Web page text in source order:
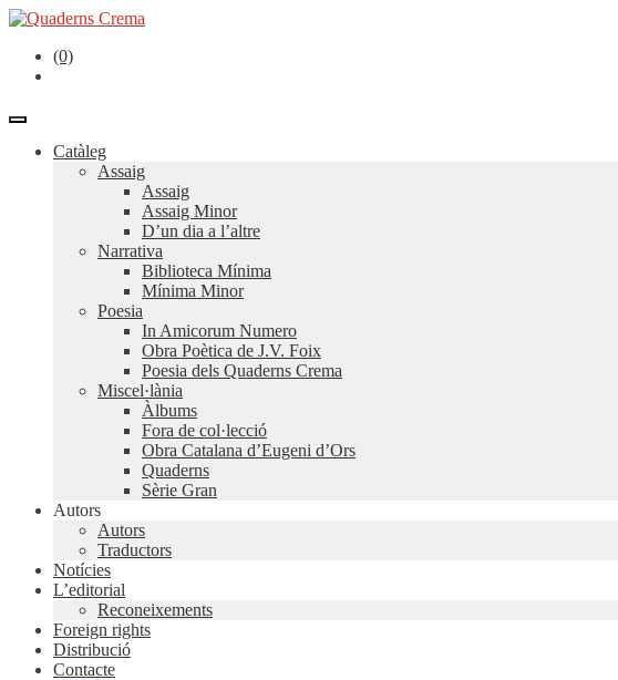
(0)
Catàleg
Assaig
Assaig
Assaig Minor
D’un dia a l’altre
Narrativa
Biblioteca Mínima
Mínima Minor
Poesia
In Amicorum Numero
Obra Poètica de J.V. Foix
Poesia dels Quaderns Crema
Miscel·lània
Àlbums
Fora de col·lecció
Obra Catalana d’Eugeni d’Ors
Quaderns
Sèrie Gran
Autors
Autors
Traductors
Notícies
L’editorial
Reconeixements
Foreign rights
Distribució
Contacte